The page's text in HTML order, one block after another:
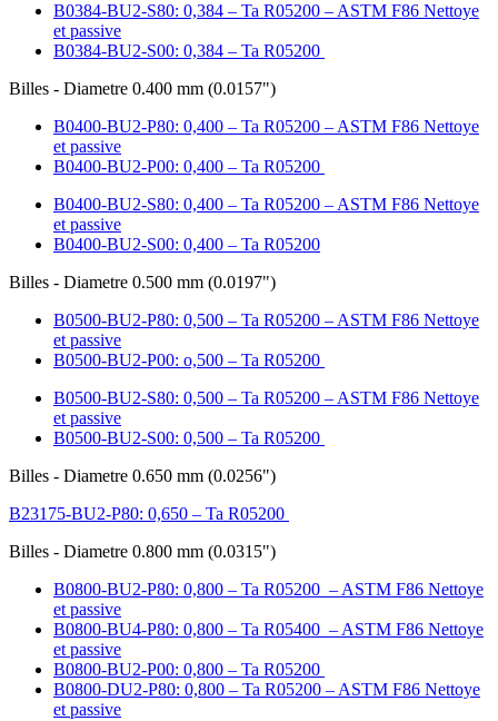
B0384-BU2-S80: 0,384 – Ta R05200 – ASTM F86 Nettoye
et passive
B0384-BU2-S00: 0,384 – Ta R05200
Billes - Diametre 0.400 mm (0.0157")
B0400-BU2-P80: 0,400 – Ta R05200 – ASTM F86 Nettoye
et passive
B0400-BU2-P00: 0,400 – Ta R05200
B0400-BU2-S80: 0,400 – Ta R05200 – ASTM F86 Nettoye
et passive
B0400-BU2-S00: 0,400 – Ta R05200
Billes - Diametre 0.500 mm (0.0197")
B0500-BU2-P80: 0,500 – Ta R05200 – ASTM F86 Nettoye
et passive
B0500-BU2-P00: o,500 – Ta R05200
B0500-BU2-S80: 0,500 – Ta R05200 – ASTM F86 Nettoye
et passive
B0500-BU2-S00: 0,500 – Ta R05200
Billes - Diametre 0.650 mm (0.0256")
B23175-BU2-P80: 0,650 – Ta R05200
Billes - Diametre 0.800 mm (0.0315")
B0800-BU2-P80: 0,800 – Ta R05200 – ASTM F86 Nettoye
et passive
B0800-BU4-P80: 0,800 – Ta R05400 – ASTM F86 Nettoye
et passive
B0800-BU2-P00: 0,800 – Ta R05200
B0800-DU2-P80: 0,800 – Ta R05200 – ASTM F86 Nettoye
et passive